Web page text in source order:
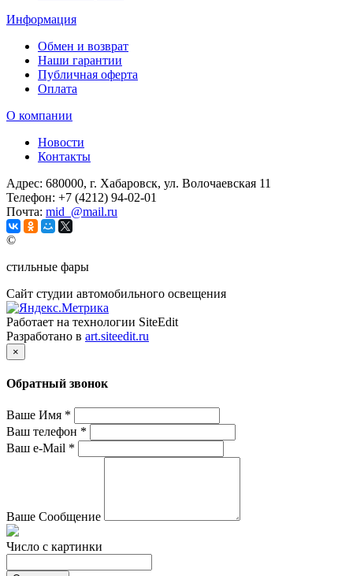
Информация
Обмен и возврат
Наши гарантии
Публичная оферта
Оплата
О компании
Новости
Контакты
Адрес: 680000, г. Хабаровск, ул. Волочаевская 11
Телефон: +7 (4212) 94-02-01
Почта: mid_@mail.ru
©
стильные фары
Сайт студии автомобильного освещения
Работает на технологии SiteEdit
Разработано в art.siteedit.ru
×
Обратный звонок
Ваше Имя *
Ваш телефон *
Ваш e-Mail *
Ваше Сообщение
Число с картинки